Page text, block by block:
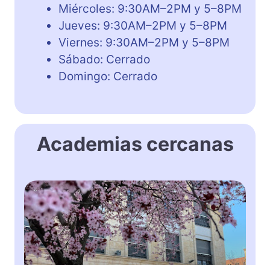
Miércoles: 9:30AM–2PM y 5–8PM
Jueves: 9:30AM–2PM y 5–8PM
Viernes: 9:30AM–2PM y 5–8PM
Sábado: Cerrado
Domingo: Cerrado
Academias cercanas
H
e
l
e
n
D